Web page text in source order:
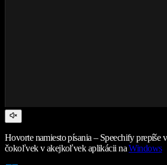
Hovorte namiesto písania – Speechify prepíše
čokoľvek v akejkoľvek aplikácii naWindows